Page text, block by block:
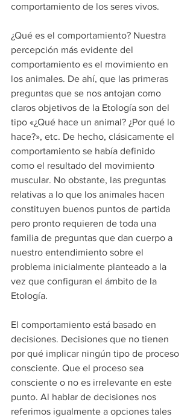
comportamiento de los seres vivos.
¿Qué es el comportamiento? Nuestra
percepción más evidente del
comportamiento es el movimiento en
los animales. De ahí, que las primeras
preguntas que se nos antojan como
claros objetivos de la Etología son del
tipo «¿Qué hace un animal? ¿Por qué lo
hace?», etc. De hecho, clásicamente el
comportamiento se había definido
como el resultado del movimiento
muscular. No obstante, las preguntas
relativas a lo que los animales hacen
constituyen buenos puntos de partida
pero pronto requieren de toda una
familia de preguntas que dan cuerpo a
nuestro entendimiento sobre el
problema inicialmente planteado a la
vez que configuran el ámbito de la
Etología.
El comportamiento está basado en
decisiones. Decisiones que no tienen
por qué implicar ningún tipo de proceso
consciente. Que el proceso sea
consciente o no es irrelevante en este
punto. Al hablar de decisiones nos
referimos igualmente a opciones tales